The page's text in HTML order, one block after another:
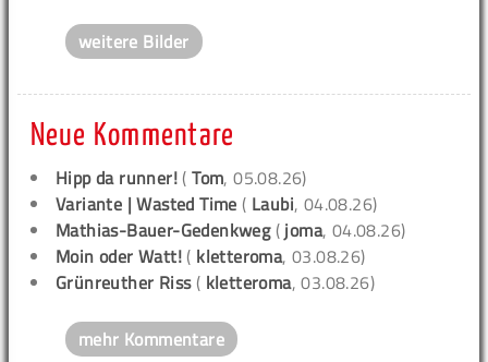
weitere Bilder
Neue Kommentare
Hipp da runner! (Tom, 05.08.26)
Variante | Wasted Time ( Laubi, 04.08.26)
Mathias-Bauer-Gedenkweg( joma, 04.08.26)
Moin oder Watt! ( kletteroma, 03.08.26)
Grünreuther Riss( kletteroma, 03.08.26)
mehr Kommentare